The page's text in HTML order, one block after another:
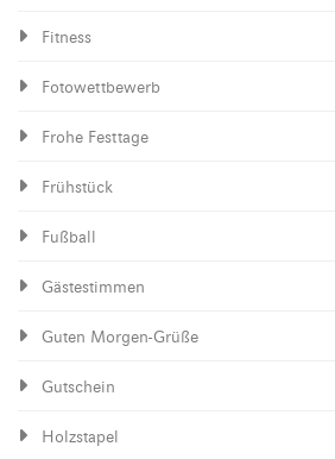
Fitness
Fotowettbewerb
Frohe Festtage
Frühstück
Fußball
Gästestimmen
Guten Morgen-Grüße
Gutschein
Holzstapel